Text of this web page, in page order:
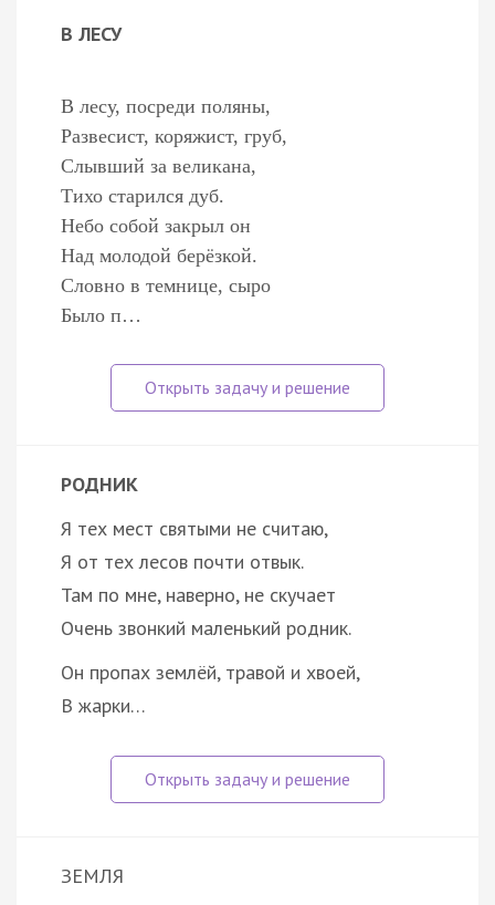
В ЛЕСУ
В лесу, посреди поляны,
Развесист, коряжист, груб,
Слывший за великана,
Тихо старился дуб.
Небо собой закрыл он
Над молодой берёзкой.
Словно в темнице, сыро
Было п…
РОДНИК
Я тех мест святыми не считаю,
Я от тех лесов почти отвык.
Там по мне, наверно, не скучает
Очень звонкий маленький родник.
Он пропах землёй, травой и хвоей,
В жарки…
ЗЕМЛЯ